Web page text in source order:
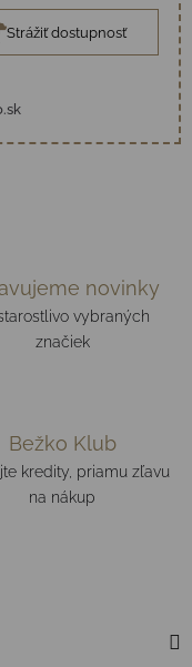
Strážiť dostupnosť
novinky
vybraných
značiek
Bežko Klub
kredity, priamu zľavu
na nákup